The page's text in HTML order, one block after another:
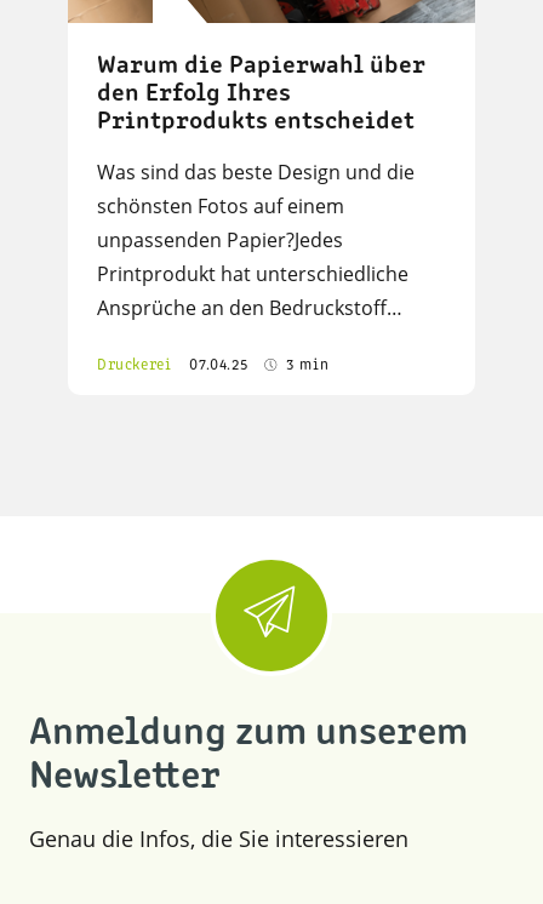
Warum die Papierwahl über
den Erfolg Ihres
Printprodukts entscheidet
Was sind das beste Design und die
schönsten Fotos auf einem
unpassenden Papier?Jedes
Printprodukt hat unterschiedliche
Ansprüche an den Bedruckstoff…
Druckerei 07.04.25 3 min
Anmeldung zum unserem
Newsletter
Genau die Infos, die Sie interessieren